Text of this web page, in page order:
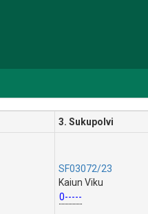
3. Sukupolvi
SF03072/23
Kaiun Viku
0-----